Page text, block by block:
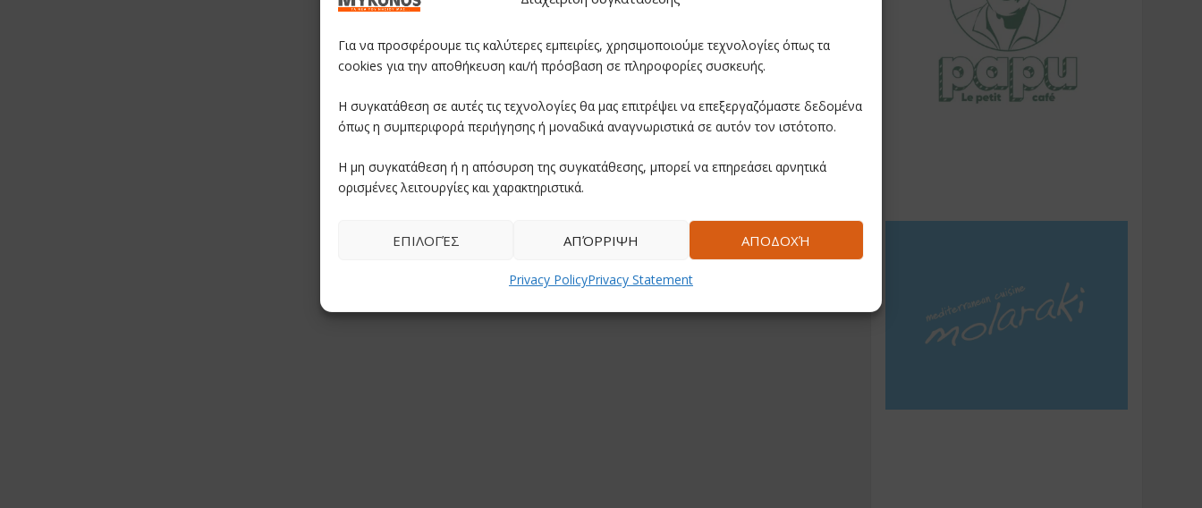
Για να προσφέρουμε τις καλύτερες εμπειρίες, χρησιμοποιούμε τεχνολογίες όπως τα
cookies για την αποθήκευση και/ή πρόσβαση σε πληροφορίες συσκευής.
Η συγκατάθεση σε αυτές τις τεχνολογίες θα μας επιτρέψει να επεξεργαζόμαστε δεδομένα
όπως η συμπεριφορά περιήγησης ή μοναδικά αναγνωριστικά σε αυτόν τον ιστότοπο.
Η μη συγκατάθεση ή η απόσυρση της συγκατάθεσης, μπορεί να επηρεάσει αρνητικά
ορισμένες λειτουργίες και χαρακτηριστικά.
ΑΠΟΔΟΧΉ
ΑΠΌΡΡΙΨΗ
ΕΠΙΛΟΓΈΣ
Privacy PolicyPrivacy Statement